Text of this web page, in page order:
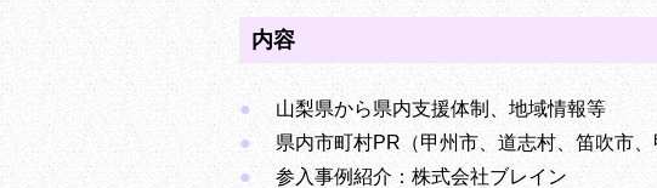
内容
山梨県から県内支援体制、地域情報等
県内市町村PR（甲州市、道志村、笛吹市、
参入事例紹介：株式会社ブレイン